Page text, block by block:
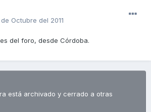
de Octubre del 2011
del foro, desde Córdoba.
está archivado y cerrado a otras